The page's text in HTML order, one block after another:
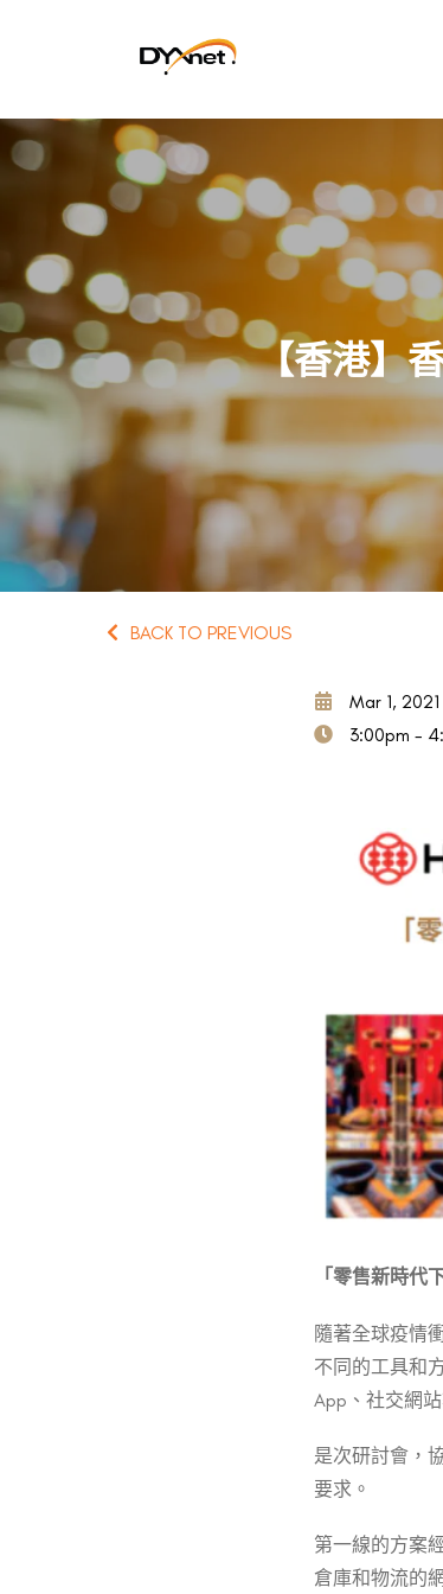
【香港】
BACK TO PREVIOUS
Mar 1, 2021
3:00pm -
「零售新時代
隨著全球疫情
不同的工具和
App、社交網
是次研討會，
要求。
第一線的方案
倉庫和物流的